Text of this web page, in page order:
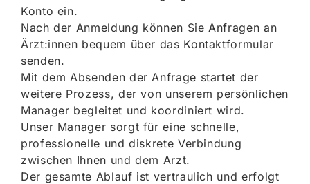
Konto ein.
Nach der Anmeldung können Sie Anfragen an
Ärzt:innen bequem über das Kontaktformular
senden.
Mit dem Absenden der Anfrage startet der
weitere Prozess, der von unserem persönlichen
Manager begleitet und koordiniert wird.
Unser Manager sorgt für eine schnelle,
professionelle und diskrete Verbindung
zwischen Ihnen und dem Arzt.
Der gesamte Ablauf ist vertraulich und erfolgt